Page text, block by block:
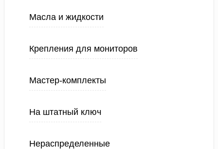
Масла и жидкости
Крепления для мониторов
Мастер-комплекты
На штатный ключ
Нераспределенные